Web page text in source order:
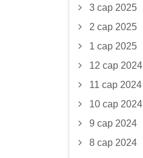
3 сар 2025
2 сар 2025
1 сар 2025
12 сар 2024
11 сар 2024
10 сар 2024
9 сар 2024
8 сар 2024